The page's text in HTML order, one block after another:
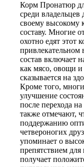
Корм Пронатюр
среди
своему высокому
составу. Многие
охотно едят этот
привлекательном
состав включает
как мясо, овощи и
сказывается на
Кроме того,
улучшение
после перехода
также отмечают,
поддержанию
четвероногих
упоминает о
препятствием
получает